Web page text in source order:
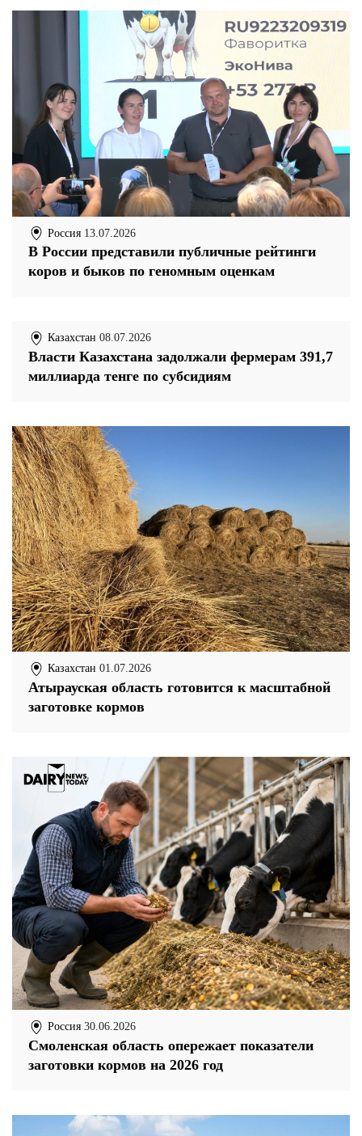
Россия 13.07.2026
В России представили публичные рейтинги
коров и быков по геномным оценкам
Казахстан 08.07.2026
Власти Казахстана задолжали фермерам 391,7
миллиарда тенге по субсидиям
Казахстан 01.07.2026
Атырауская область готовится к масштабной
заготовке кормов
Россия 30.06.2026
Смоленская область опережает показатели
заготовки кормов на 2026 год